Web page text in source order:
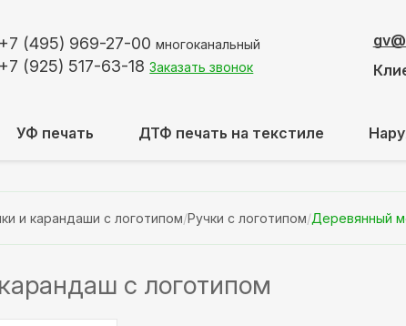
+7 (495) 969-27-00 многоканальный
+7 (925) 517-63-18 Заказать звонок
УФ печать ДТФ печать на текстиле
и карандаши с логотипом/Ручки с логотипом/Деревянный
с логотипом